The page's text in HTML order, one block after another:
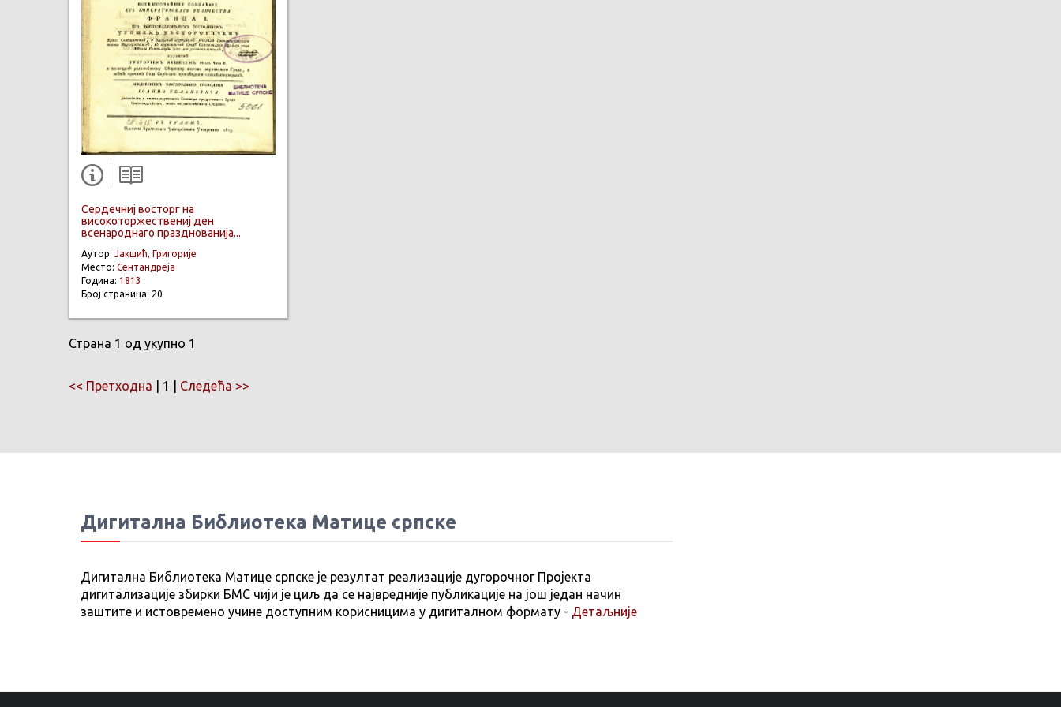
Сердечниј восторг на
високоторжествениј ден
всенароднаго празднованија...
Аутор: Јакшић, Григорије
Место: Сентандреја
Година: 1813
Број страница: 20
Страна 1 од укупно 1
<< Претходна | 1 | Следећа >>
Дигитална Библиотека Матице српске
Дигитална Библиотека Матице српске је резултат реализације дугорочног Пројекта
дигитализације збирки БМС чији је циљ да се највредније публикације на још један начин
заштите и истовремено учине доступним корисницима у дигиталном формату - Детаљније